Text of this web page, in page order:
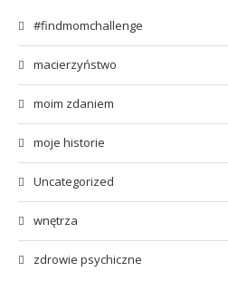
#findmomchallenge
macierzyństwo
moim zdaniem
moje historie
Uncategorized
wnętrza
zdrowie psychiczne